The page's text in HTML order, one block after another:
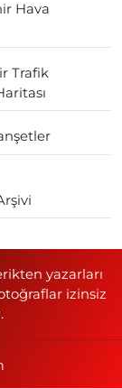
Hava
Trafik
yazarları
izinsiz